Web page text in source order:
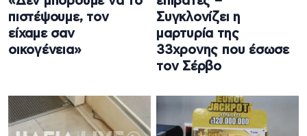
πιστέψουμε, τον
είχαμε σαν
οικογένεια»
Συγκλονίζει η
μαρτυρία της
33χρονης που έσωσε
τον Σέρβο